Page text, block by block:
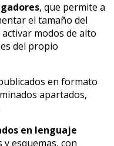
, que permite a
el tamaño del
modos de alto
del propio
en formato
apartados,
en lenguaje
y esquemas, con